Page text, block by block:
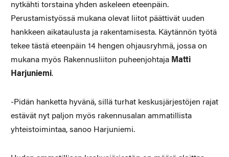
nytkähti torstaina yhden askeleen eteenpäin.
Perustamistyössä mukana olevat liitot päättivät uuden
hankkeen aikataulusta ja rakentamisesta. Käytännön työtä
tekee tästä eteenpäin 14 hengen ohjausryhmä, jossa on
mukana myös Rakennusliiton puheenjohtaja Matti
Harjuniemi.
-Pidän hanketta hyvänä, sillä turhat keskusjärjestöjen rajat
estävät nyt paljon myös rakennusalan ammatillista
yhteistoimintaa, sanoo Harjuniemi.